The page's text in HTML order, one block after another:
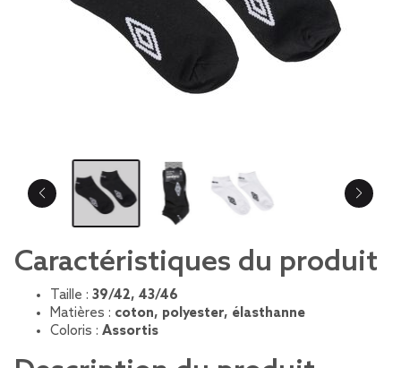
Caractéristiques du produit
Taille : 39/42, 43/46
Matières : coton, polyester, élasthanne
Coloris : Assortis